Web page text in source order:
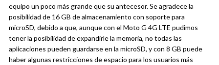
equipo un poco más grande que su antecesor. Se agradece la
posibilidad de 16 GB de almacenamiento con soporte para
microSD, debido a que, aunque con el Moto G 4G LTE pudimos
tener la posibilidad de expandirle la memoria, no todas las
aplicaciones pueden guardarse en la microSD, y con 8 GB puede
haber algunas restricciones de espacio para los usuarios más